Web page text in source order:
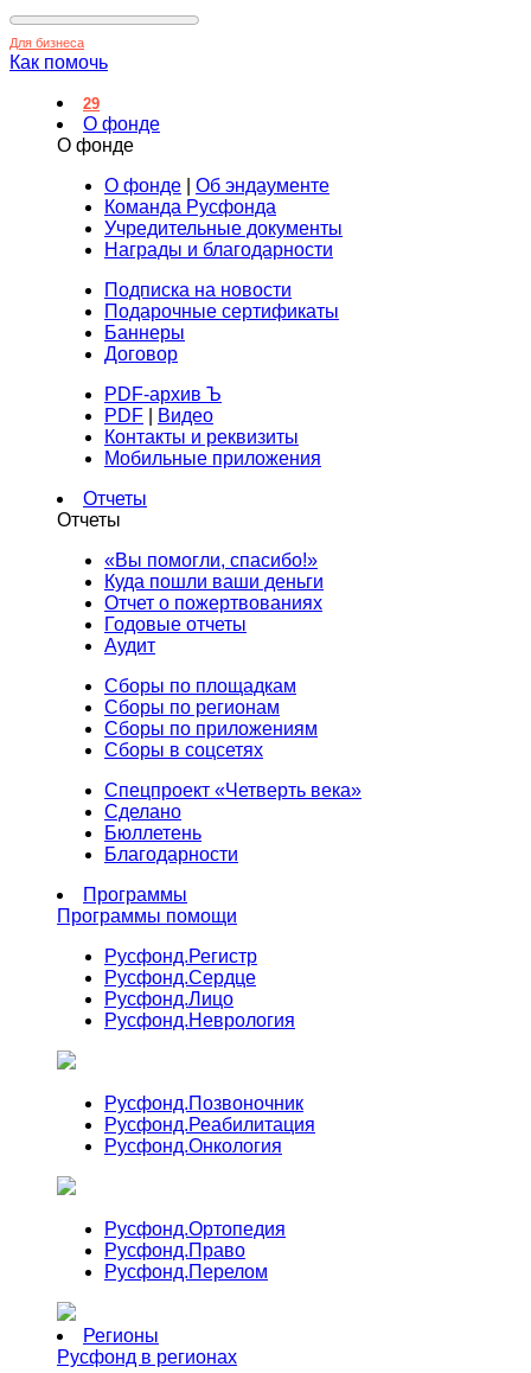
Для бизнеса
Как помочь
29
О фонде
О фонде
О фонде
Об эндаументе
Команда Русфонда
Учредительные документы
Награды и благодарности
Подписка на новости
Подарочные сертификаты
Баннеры
Договор
PDF-архив Ъ
PDF
Видео
Контакты и реквизиты
Мобильные приложения
Отчеты
Отчеты
«Вы помогли, спасибо!»
Куда пошли ваши деньги
Отчет о пожертвованиях
Годовые отчеты
Аудит
Сборы по площадкам
Сборы по регионам
Сборы по приложениям
Сборы в соцсетях
Спецпроект «Четверть века»
Сделано
Бюллетень
Благодарности
Программы
Программы помощи
Русфонд.Регистр
Русфонд.Сердце
Русфонд.Лицо
Русфонд.Неврология
Русфонд.Позвоночник
Русфонд.Реабилитация
Русфонд.Онкология
Русфонд.Ортопедия
Русфонд.Право
Русфонд.Перелом
Регионы
Русфонд в регионах